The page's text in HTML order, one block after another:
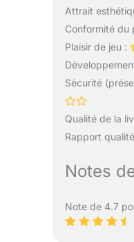
Attrait
Conformité du
Plaisir de jeu :
Sécurité
Qualité de la
Rapport
Notes
Note de 4.7